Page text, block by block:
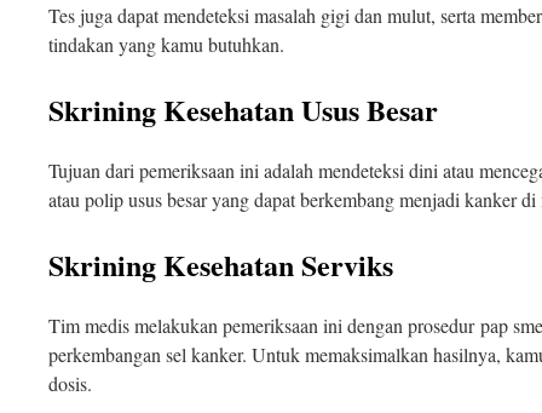
Tes juga dapat mendeteksi masalah gigi dan mulut, serta
tindakan yang kamu butuhkan.
Skrining Kesehatan Usus Besar
Tujuan dari pemeriksaan ini adalah mendeteksi dini atau
atau polip usus besar yang dapat berkembang menjadi kanker di
Skrining Kesehatan Serviks
Tim medis melakukan pemeriksaan ini dengan prosedur pap
perkembangan sel kanker. Untuk memaksimalkan hasilnya,
dosis.